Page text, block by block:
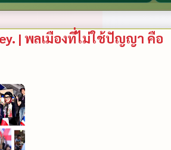
| พลเมืองที่ไม่ใช้ปัญญา คือ